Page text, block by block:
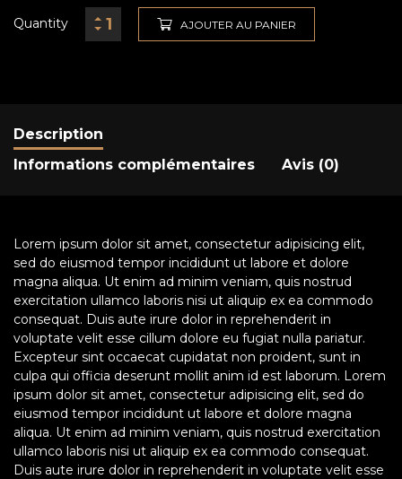
Quantity AJOUTER AU PANIER
Description
Informations complémentaires
Avis (0)
Lorem ipsum dolor sit amet, consectetur adipisicing elit,
sed do eiusmod tempor incididunt ut labore et dolore
magna aliqua. Ut enim ad minim veniam, quis nostrud
exercitation ullamco laboris nisi ut aliquip ex ea commodo
consequat. Duis aute irure dolor in reprehenderit in
voluptate velit esse cillum dolore eu fugiat nulla pariatur.
Excepteur sint occaecat cupidatat non proident, sunt in
culpa qui officia deserunt mollit anim id est laborum. Lorem
ipsum dolor sit amet, consectetur adipisicing elit, sed do
eiusmod tempor incididunt ut labore et dolore magna
aliqua. Ut enim ad minim veniam, quis nostrud exercitation
ullamco laboris nisi ut aliquip ex ea commodo consequat.
Duis aute irure dolor in reprehenderit in voluptate velit esse